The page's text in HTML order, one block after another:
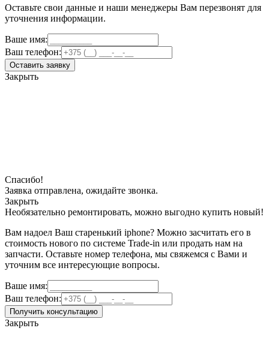
Оставьте свои данные и наши менеджеры Вам перезвонят для
уточнения информации.
Ваше имя:
Ваш телефон:
Оставить заявку
Закрыть
Спасибо!
Заявка отправлена, ожидайте звонка.
Закрыть
Необязательно ремонтировать, можно выгодно купить новый!
Вам надоел Ваш старенький iphone? Можно засчитать его в
стоимость нового по системе Trade-in или продать нам на
запчасти. Оставьте номер телефона, мы свяжемся с Вами и
уточним все интересующие вопросы.
Ваше имя:
Ваш телефон:
Получить консультацию
Закрыть